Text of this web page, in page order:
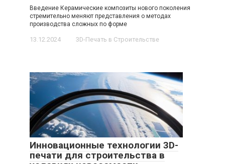
Введение Керамические композиты нового поколения
стремительно меняют представления о методах
производства сложных по форме
13.12.2024 3D-Печать в Строительстве
Инновационные технологии 3D-
печати для строительства в